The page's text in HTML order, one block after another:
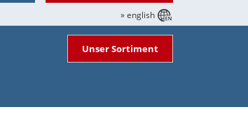
Unser Sortiment
» english